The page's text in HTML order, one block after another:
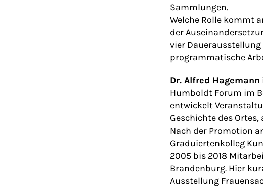
Sammlungen.
Welche Rolle kommt
der
vier
programmatische
Dr. Alfred Hagemann
Humboldt Forum im
entwickelt
Geschichte des
Nach der Promotion
Graduiertenkolleg
2005 bis 2018
Brandenburg. Hier
Ausstellung